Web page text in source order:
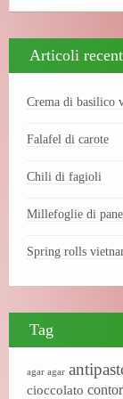
Articoli
Crema di basilico
Falafel di carote
Chili di fagioli
Millefoglie di
Spring rolls
Tag
agar agar
cioccolato